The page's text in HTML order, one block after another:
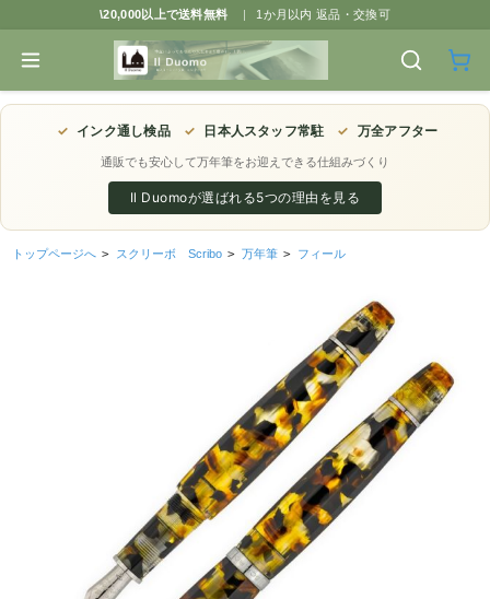
\20,000以上で送料無料 | 1か月以内 返品・交換可
✓ インク通し検品 ✓ 日本人スタッフ常駐 ✓ 万全アフター
通販でも安心して万年筆をお迎えできる仕組みづくり
Il Duomoが選ばれる5つの理由を見る
トップページへ > スクリーボ Scribo > 万年筆 > フィール